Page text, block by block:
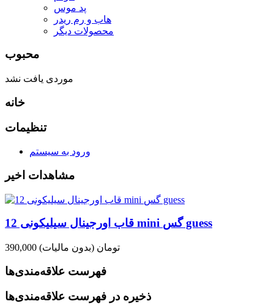
پد موس
هاب و رم ریدر
محصولات دیگر
محبوب
موردی یافت نشد
خانه
تنظیمات
ورود به سیستم
مشاهدات اخیر
قاب اورجینال سیلیکونی 12 mini گس guess
390,000 تومان (بدون مالیات)
فهرست علاقه‌مندی‌ها
ذخیره در فهرست علاقه‌مندی‌ها